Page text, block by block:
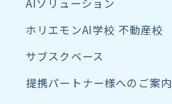
AIソリューション
ホリエモンAI学校 不動産校
サブスクベース
提携パートナー様へのご案内